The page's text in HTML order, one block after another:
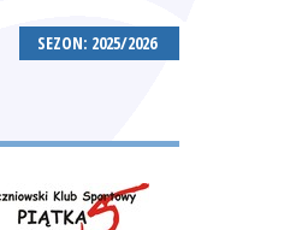
SEZON: 2025/2026